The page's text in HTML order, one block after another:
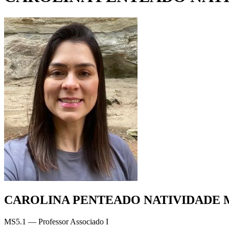
CAROLINA PENTEADO NATIVIDADE
MS5.1 — Professor Associado I